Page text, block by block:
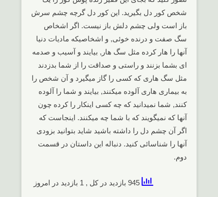
شخص کور دل بگیرید. این کور دل گرچه چشم سرش
باز است ولی چشم دلش باز نیست. اگر اشخاص
سگ صفت و درنده خوئی, و اشخاصیکه مادیات دنیا
آنها را هار کرده مثل سگ هار, بیایند و آسیب و صدمه
ای بشما بزنند و راستی و صداقت را از شما بدزدند
مثل سگ هاری که کسی را گاز میگیرد و آن شخص را
به بیماری هاری آلوده میکنند, بیایند و شما را آلوده
کنند, شما نمیدانید که چه کسی اینکار را کرده چون
آنها که نمیگویند که با شما چه میکنند. اینجاست که
اگر آن چشم دل را داشته باشید شاید بتوانید بزودی
آنها را شناسائی کنید. دنباله این داستان در قسمت
دوم.
, 1 بازدید در امروز